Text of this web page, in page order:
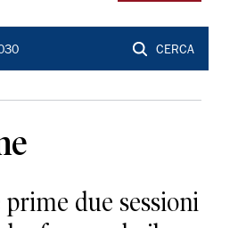
CERCA
due sessioni